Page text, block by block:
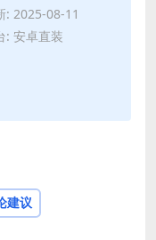
: 2025-08-11
: 安卓直装
建议